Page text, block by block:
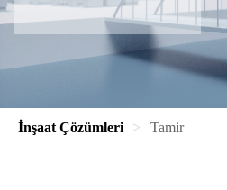
İnşaat Çözümleri Tamir